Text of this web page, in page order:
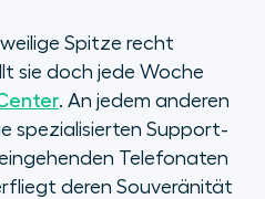
Spitze recht
sie doch jede Woche
. An jedem anderen
spezialisierten Support-
Telefonaten
deren Souveränität